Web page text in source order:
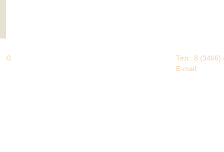
©
Тел.: 8 (3466)
E-mail: